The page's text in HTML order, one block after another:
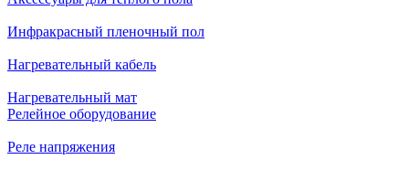
Инфракрасный пленочный пол
Нагревательный кабель
Нагревательный мат
Релейное оборудование
Реле напряжения